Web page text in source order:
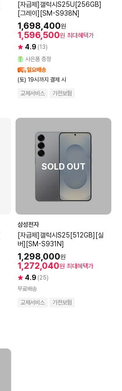
[자급제]갤럭시S25U[256GB]
[그레이][SM-S938N]
1,698,400원
1,596,500원 최대혜택가
4.9 (13)
사은품 증정
일요배송
(토) 19시까지 결제 시
교체서비스
가전보험
SOLD OUT
삼성전자
[자급제]갤럭시S25[512GB][실
버][SM-S931N]
1,298,000원
1,272,040원 최대혜택가
4.9 (25)
무료배송
교체서비스
가전보험